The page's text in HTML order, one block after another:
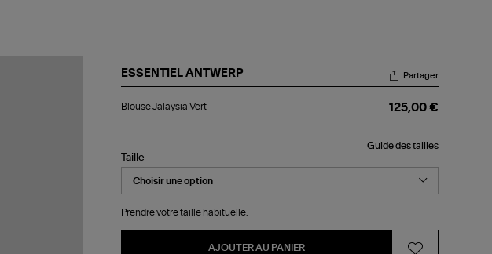
ESSENTIEL ANTWERP
Jalaysia
Partager
Blouse Jalaysia Vert 125,00 €
Guide des tailles
Taille
Prendre votre taille habituelle.
AJOUTER AU PANIER